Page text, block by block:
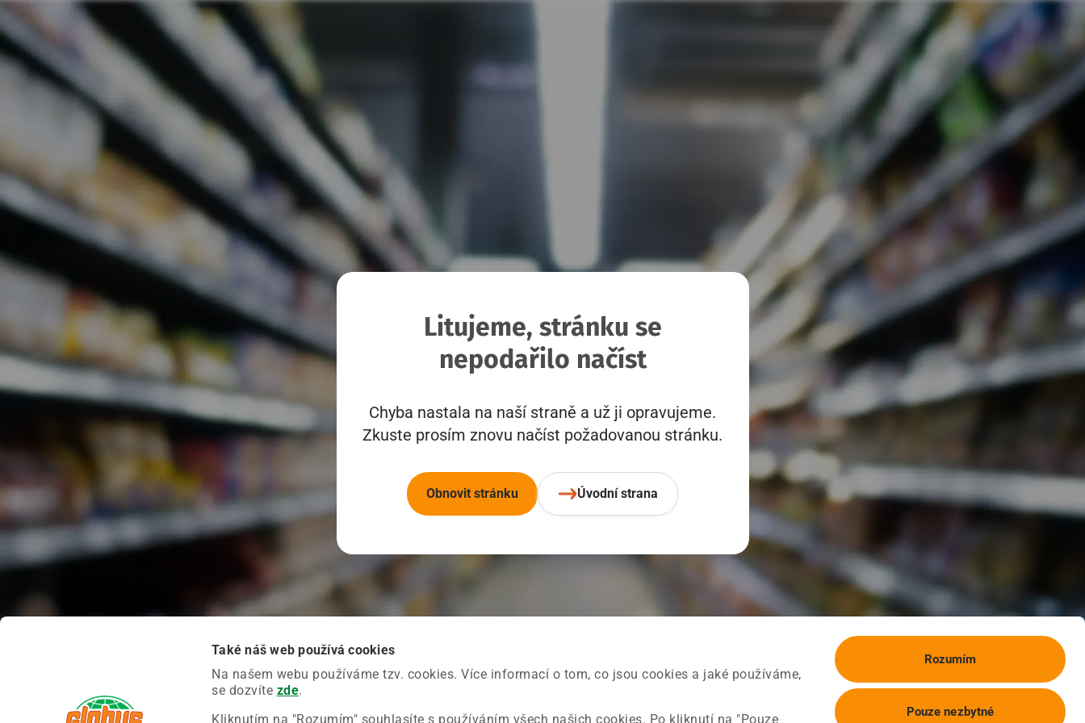
Také náš web používá cookies
Na našem webu používáme tzv. cookies. Více informací o tom, co jsou cookies a jaké používáme,
se dozvíte zde.
Kliknutím na "Rozumím" souhlasíte s používáním všech našich cookies. Po kliknutí na "Pouze
Rozumím
Pouze nezbytné
Litujeme, stránku se
nepodařilo načíst
Chyba nastala na naší straně a už ji opravujeme.
Zkuste prosím znovu načíst požadovanou stránku.
Obnovit stránku Úvodní strana